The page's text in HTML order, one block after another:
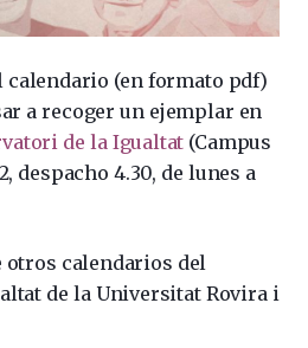
calendario (en formato pdf)
a recoger un ejemplar en
de la Igualtat (Campus
despacho 4.30, de lunes a
otros calendarios del
dela Universitat Rovira i